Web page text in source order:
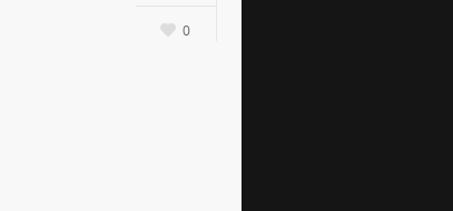
0